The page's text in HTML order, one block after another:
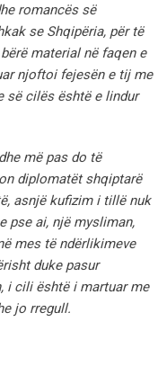
romancës së
se Shqipëria, për të
material në faqen e
njoftoi fejesën e tij me
së cilës është e lindur
më pas do të
diplomatët shqiptarë
asnjë kufizim i tillë nuk
pse ai, një mysliman,
mes të ndërlikimeve
duke pasur
i cili është i martuar me
jo rregull.